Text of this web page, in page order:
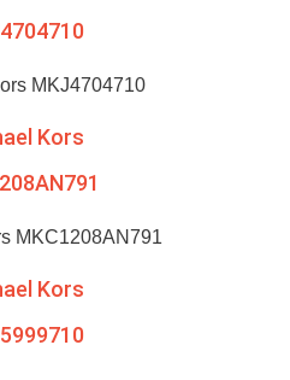
Kors
Kors